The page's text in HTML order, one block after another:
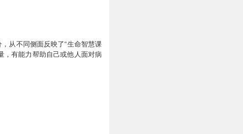
，从不同侧面反映了“生命智慧课
，有能力帮助自己或他人面对病